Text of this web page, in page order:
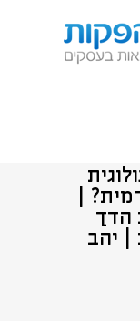
|
הדך
| יהב